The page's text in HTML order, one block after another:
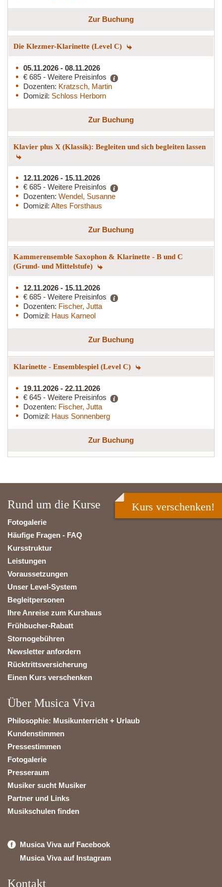
Zur Buchung
Die Klezmer-Klarinette (Level C)
05.11.2026 - 08.11.2026
€ 685 - Weitere Preisinfos
Dozenten: Kratzsch, Martin
Domizil: Schloss Herborn
Zur Buchung
Klavier plus X (Klassik): Begleiten und sich begleiten lassen
12.11.2026 - 15.11.2026
€ 685 - Weitere Preisinfos
Dozenten: Wendel, Susanne
Domizil: Altes Forsthaus
Zur Buchung
Kammerensemble Saxophon & Klarinette - B und C
(Grund- und Mittelstufe)
12.11.2026 - 15.11.2026
€ 685 - Weitere Preisinfos
Dozenten: Fischer, Jutta
Domizil: Haus Karneol
Zur Buchung
Klarinette - Ensemblespiel (Level C)
19.11.2026 - 22.11.2026
€ 645 - Weitere Preisinfos
Dozenten: Fischer, Jutta
Domizil: Haus Sonnenberg
Zur Buchung
Rund um die Kurse
Fotogalerie
Häufige Fragen - FAQ
Kursstruktur
Leistungen
Voraussetzungen
Unser Level-System
Begleitpersonen
Ihre Anreise zum Kurshaus
Frühbucher-Rabatt
Stornogebühren
Newsletter anfordern
Rücktrittsversicherung
Einen Kurs verschenken
Über Musica Viva
Philosophie: Musikunterricht + Urlaub
Kundenstimmen
Pressestimmen
Fotogalerie
Presseraum
Musiker sucht Musiker
Partner und Links
Musikschulen finden
Musica Viva auf Facebook
Musica Viva auf Instagram
Kontakt
Kurs verschenken!